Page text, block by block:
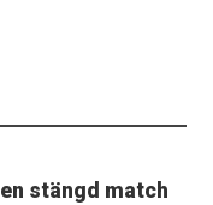
stängd match